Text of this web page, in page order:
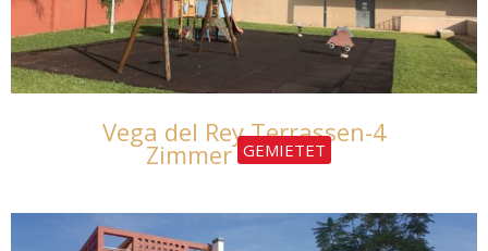
Vega del Rey Terrassen-4
Zimmer GEMIETET